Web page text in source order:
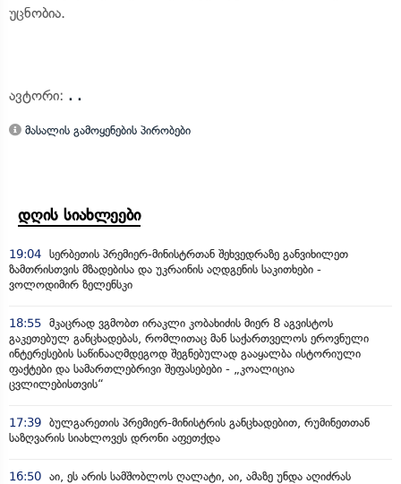
უცნობია.
ავტორი: . .
მასალის გამოყენების პირობები
დღის სიახლეები
19:04 სერბეთის პრემიერ-მინისტრთან შეხვედრაზე განვიხილეთ
ზამთრისთვის მზადებისა და უკრაინის აღდგენის საკითხები -
ვოლოდიმირ ზელენსკი
18:55 მკაცრად ვგმობთ ირაკლი კობახიძის მიერ 8 აგვისტოს
გაკეთებულ განცხადებას, რომლითაც მან საქართველოს ეროვნული
ინტერესების საწინააღმდეგოდ შეგნებულად გააყალბა ისტორიული
ფაქტები და სამართლებრივი შეფასებები - „კოალიცია
ცვლილებისთვის“
17:39 ბულგარეთის პრემიერ-მინისტრის განცხადებით, რუმინეთთან
საზღვარის სიახლოვეს დრონი აფეთქდა
16:50 აი, ეს არის სამშობლოს ღალატი, აი, ამაზე უნდა აღიძრას